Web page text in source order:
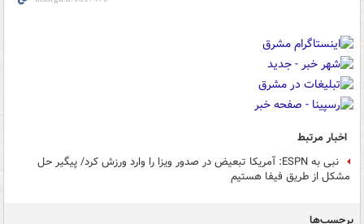
اخبار مرتبط
نبی به ESPN: آمریکا تبعیض‌ در صدور ویزا را وارد ورزش کرد/ پیگیر حل
مشکل از طریق فیفا هستیم